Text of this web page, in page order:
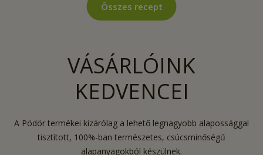
Összes recept
VÁSÁRLÓINK
KEDVENCEI
A Pödör termékei kizárólag a lehető legnagyobb alapossággal
tisztított, 100%-ban természetes, csúcsminőségű
alapanyagokból készülnek.